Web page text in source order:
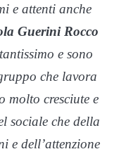
e attenti anche
Guerini Rocco
e sono
che lavora
molto cresciute e
sociale che della
e dell’attenzione